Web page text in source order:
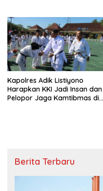
Kapolres Adik Listiyono
Harapkan KKI Jadi Insan dan
Pelopor Jaga Kamtibmas di
Berita Terbaru